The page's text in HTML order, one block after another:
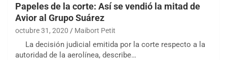
Papeles de la corte: Así se vendió la mitad de
Avior al Grupo Suárez
octubre 31, 2020 Maibort Petit
La decisión judicial emitida por la corte respecto a la
autoridad de la aerolínea, describe…